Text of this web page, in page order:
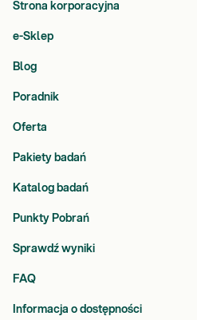
Strona korporacyjna
e-Sklep
Blog
Poradnik
Oferta
Pakiety badań
Katalog badań
Punkty Pobrań
Sprawdź wyniki
FAQ
Informacja o dostępności